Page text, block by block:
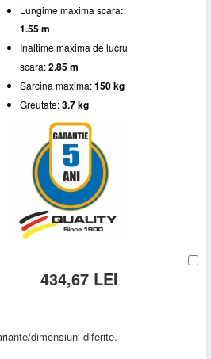
Lungime maxima scara:
1.55 m
Inaltime maxima de lucru
scara:2.85 m
Sarcina maxima:150 kg
Greutate:3.7 kg
434,67 LEI
dimensiuni diferite.